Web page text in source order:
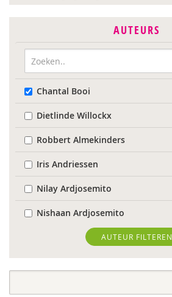
AUTEURS
Chantal Booi
Dietlinde Willockx
Robbert Almekinders
Iris Andriessen
Nilay Ardjosemito
Nishaan Ardjosemito
Siela Ardjosemito-Jethoe
Nicole van Asten
AUTEUR FILTEREN